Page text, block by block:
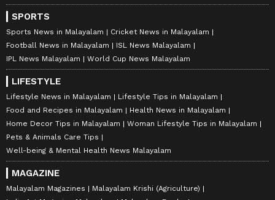
SPORTS
Sports News in Malayalam
Cricket News in Malayalam
Football News in Malayalam
ISL News Malayalam
IPL News Malayalam
World Cup News Malayalam
LIFESTYLE
Lifestyle News in Malayalam
Lifestyle Tips in Malayalam
Food and Recipes in Malayalam
Health News in Malayalam
Home Decor Tips in Malayalam
Woman Lifestyle Tips in Malayalam
Pets & Animals Care Tips
Well-being & Mental Health News Malayalam
MAGAZINE
Malayalam Magazines
Malayalam Krishi (Agriculture)